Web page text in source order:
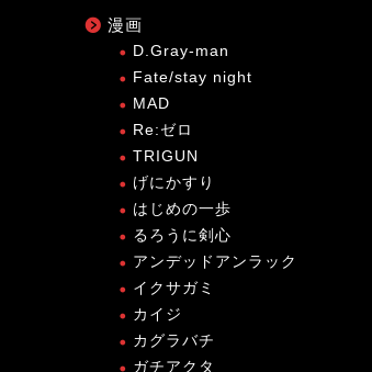
漫画
D.Gray-man
Fate/stay night
MAD
Re:ゼロ
TRIGUN
げにかすり
はじめの一歩
るろうに剣心
アンデッドアンラック
イクサガミ
カイジ
カグラバチ
ガチアクタ